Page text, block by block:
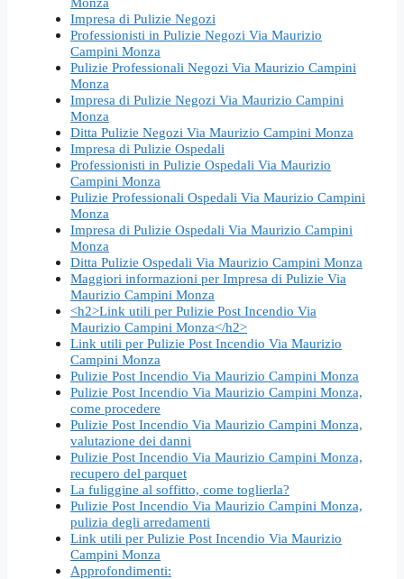
Impresa di Pulizie Negozi
Professionisti in Pulizie Negozi Via Maurizio
Campini Monza
Pulizie Professionali Negozi Via Maurizio Campini
Monza
Impresa di Pulizie Negozi Via Maurizio Campini
Monza
Ditta Pulizie Negozi Via Maurizio Campini Monza
Impresa di Pulizie Ospedali
Professionisti in Pulizie Ospedali Via Maurizio
Campini Monza
Pulizie Professionali Ospedali Via Maurizio Campini
Monza
Impresa di Pulizie Ospedali Via Maurizio Campini
Monza
Ditta Pulizie Ospedali Via Maurizio Campini Monza
Maggiori informazioni per Impresa di Pulizie Via
Maurizio Campini Monza
<h2>Link utili per Pulizie Post Incendio Via
Maurizio Campini Monza</h2>
Link utili per Pulizie Post Incendio Via Maurizio
Campini Monza
Pulizie Post Incendio Via Maurizio Campini Monza
Pulizie Post Incendio Via Maurizio Campini Monza,
come procedere
Pulizie Post Incendio Via Maurizio Campini Monza,
valutazione dei danni
Pulizie Post Incendio Via Maurizio Campini Monza,
recupero del parquet
La fuliggine al soffitto, come toglierla?
Pulizie Post Incendio Via Maurizio Campini Monza,
pulizia degli arredamenti
Link utili per Pulizie Post Incendio Via Maurizio
Campini Monza
Approfondimenti: